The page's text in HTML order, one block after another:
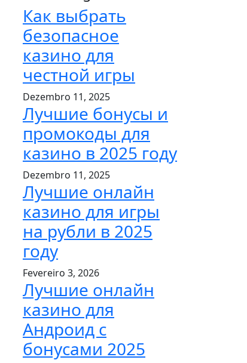
Как выбрать
безопасное
казино для
честной игры
Dezembro 11, 2025
Лучшие бонусы и
промокоды для
казино в 2025 году
Dezembro 11, 2025
Лучшие онлайн
казино для игры
на рубли в 2025
году
Fevereiro 3, 2026
Лучшие онлайн
казино для
Андроид с
бонусами 2025